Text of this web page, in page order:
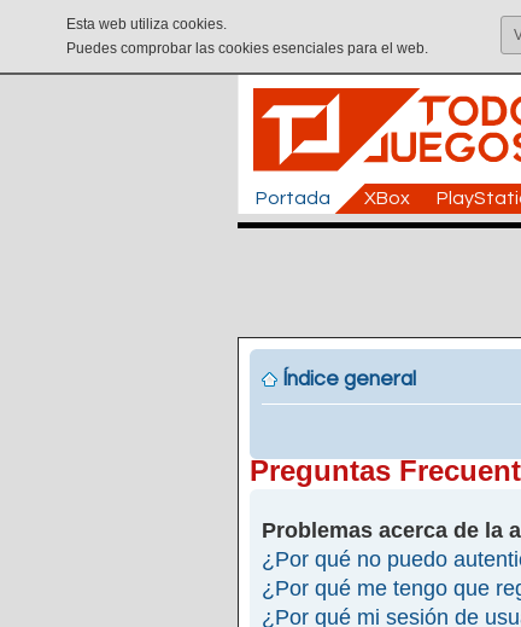
Esta web utiliza cookies.
Puedes comprobar las cookies esenciales para el web.
Portada XBox
Índice general
Preguntas
Problemas acerca de la
¿Por qué no puedo
¿Por qué me tengo que
¿Por qué mi sesión de